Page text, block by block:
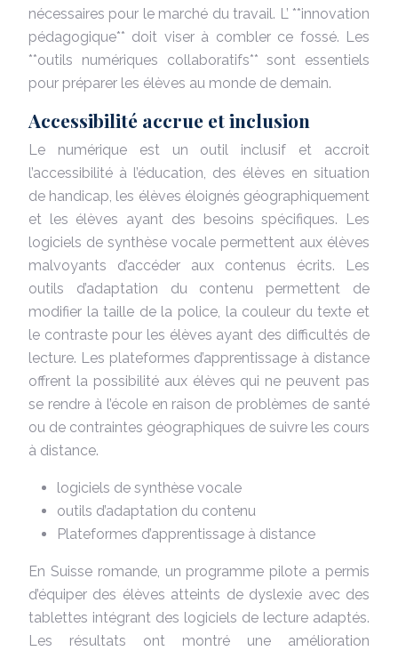
nécessaires pour le marché du travail. L’ **innovation
pédagogique** doit viser à combler ce fossé. Les
**outils numériques collaboratifs** sont essentiels
pour préparer les élèves au monde de demain.
Accessibilité accrue et inclusion
Le numérique est un outil inclusif et accroit
l’accessibilité à l’éducation, des élèves en situation
de handicap, les élèves éloignés géographiquement
et les élèves ayant des besoins spécifiques. Les
logiciels de synthèse vocale permettent aux élèves
malvoyants d’accéder aux contenus écrits. Les
outils d’adaptation du contenu permettent de
modifier la taille de la police, la couleur du texte et
le contraste pour les élèves ayant des difficultés de
lecture. Les plateformes d’apprentissage à distance
offrent la possibilité aux élèves qui ne peuvent pas
se rendre à l’école en raison de problèmes de santé
ou de contraintes géographiques de suivre les cours
à distance.
logiciels de synthèse vocale
outils d’adaptation du contenu
Plateformes d’apprentissage à distance
En Suisse romande, un programme pilote a permis
d’équiper des élèves atteints de dyslexie avec des
tablettes intégrant des logiciels de lecture adaptés.
Les résultats ont montré une amélioration